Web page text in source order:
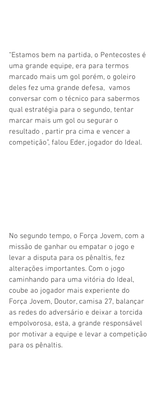
“Estamos bem na partida, o Pentecostes é
uma grande equipe, era para termos
marcado mais um gol porém, o goleiro
deles fez uma grande defesa,  vamos
conversar com o técnico para sabermos
qual estratégia para o segundo, tentar
marcar mais um gol ou segurar o
resultado , partir pra cima e vencer a
competição”, falou Eder, jogador do Ideal.
No segundo tempo, o Força Jovem, com a
missão de ganhar ou empatar o jogo e
levar a disputa para os pênaltis, fez
alterações importantes. Com o jogo
caminhando para uma vitória do Ideal,
coube ao jogador mais experiente do
Força Jovem, Doutor, camisa 27, balançar
as redes do adversário e deixar a torcida
empolvorosa, esta, a grande responsável
por motivar a equipe e levar a competição
para os pênaltis.